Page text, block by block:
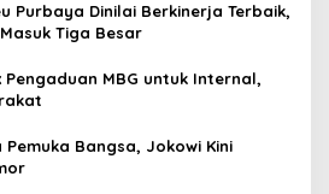
Purbaya Dinilai Berkinerja Terbaik,
Tiga Besar
Pengaduan MBG untuk Internal,
Bangsa, Jokowi Kini